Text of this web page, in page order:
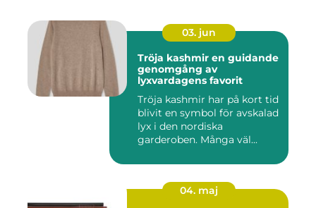
03. jun
Tröja kashmir en guidande
genomgång av
lyxvardagens favorit
Tröja kashmir har på kort tid
blivit en symbol för avskalad
lyx i den nordiska
garderoben. Många väl...
04. maj